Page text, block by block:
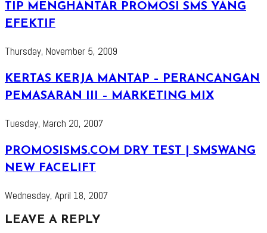
TIP MENGHANTAR PROMOSI SMS YANG
EFEKTIF
Thursday, November 5, 2009
KERTAS KERJA MANTAP – PERANCANGAN
PEMASARAN III – MARKETING MIX
Tuesday, March 20, 2007
PROMOSISMS.COM DRY TEST | SMSWANG
NEW FACELIFT
Wednesday, April 18, 2007
LEAVE A REPLY